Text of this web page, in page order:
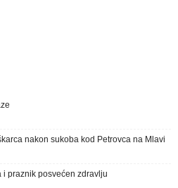
nakon sukoba kod Petrovca na Mlavi
i praznik posvećen zdravlju